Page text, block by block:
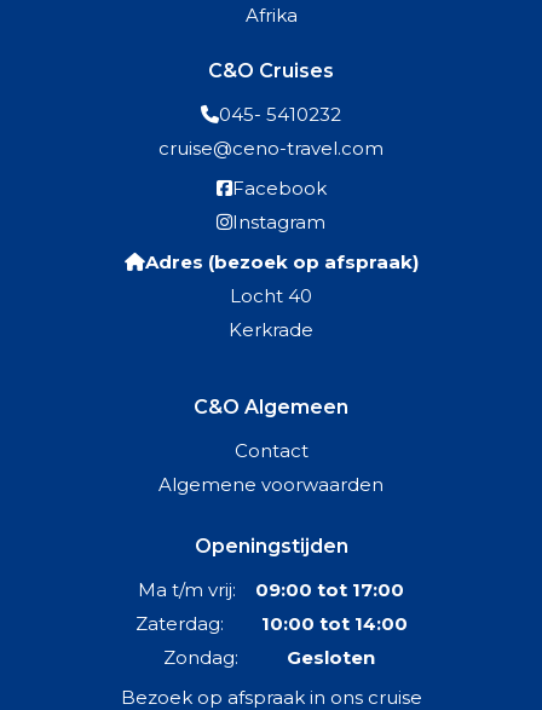
Afrika
C&O Cruises
045- 5410232
cruise@ceno-travel.com
Facebook
Instagram
Adres (bezoek op afspraak)
Locht 40
Kerkrade
C&O Algemeen
Contact
Algemene voorwaarden
Openingstijden
Ma t/m vrij: 09:00 tot 17:00
Zaterdag: 10:00 tot 14:00
Zondag: Gesloten
Bezoek op afspraak in ons cruise